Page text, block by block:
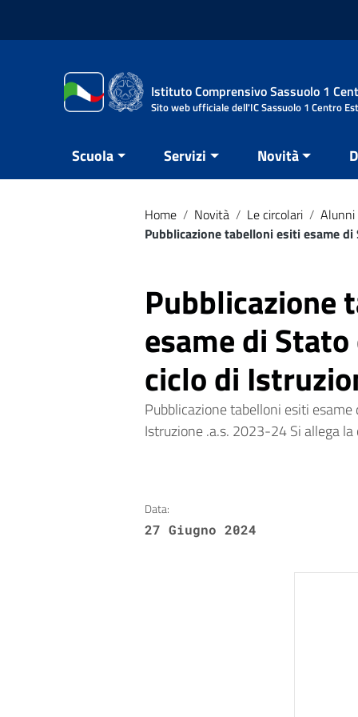
Istituto Comprensivo Sassuolo 1
Sito web ufficiale dell'IC Sassuolo 1 Centro Est
Scuola Servizi Novità
Home / Novità / Le circolari / Alunni
Pubblicazione tabelloni esiti esame
Pubblicazione
esame di
ciclo di
Pubblicazione tabelloni esiti
Istruzione .a.s. 2023-24 Si allega la
Data:
27 Giugno 2024